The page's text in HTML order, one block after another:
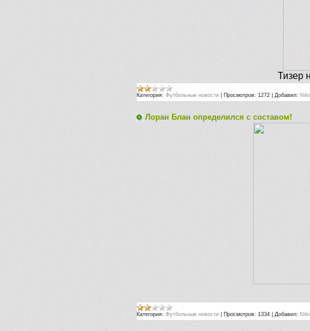
Тизер
Категория: Футбольные новости Просмотров: 1272 Добавил:
Лоран Блан определился с составом!
Категория: Футбольные новости Просмотров: 1334 Добавил: